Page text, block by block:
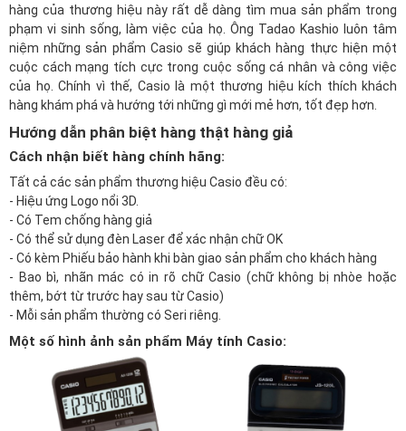
hàng của thương hiệu này rất dễ dàng tìm mua sản phẩm trong
phạm vi sinh sống, làm việc của họ. Ông Tadao Kashio luôn tâm
niệm những sản phẩm Casio sẽ giúp khách hàng thực hiện một
cuộc cách mạng tích cực trong cuộc sống cá nhân và công việc
của họ. Chính vì thế, Casio là một thương hiệu kích thích khách
hàng khám phá và hướng tới những gì mới mẻ hơn, tốt đẹp hơn.
Hướng dẫn phân biệt hàng thật hàng giả
Cách nhận biết hàng chính hãng:
Tất cả các sản phẩm thương hiệu Casio đều có:
- Hiệu ứng Logo nổi 3D.
- Có Tem chống hàng giả
- Có thể sử dụng đèn Laser để xác nhận chữ OK
- Có kèm Phiếu bảo hành khi bàn giao sản phẩm cho khách hàng
- Bao bì, nhãn mác có in rõ chữ Casio (chữ không bị nhòe hoặc
thêm, bớt từ trước hay sau từ Casio)
- Mỗi sản phẩm thường có Seri riêng.
Một số hình ảnh sản phẩm Máy tính Casio: